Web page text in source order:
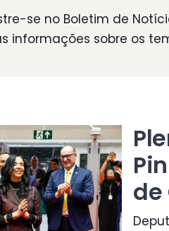
se no Boletim de
informações sobre os
de